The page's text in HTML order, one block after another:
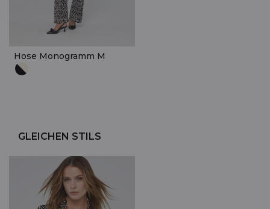
Hose Monogramm M
GLEICHEN STILS